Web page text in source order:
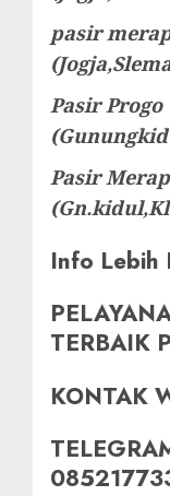
pasir
Pasir
Pasir
Info Lebih
TERBAIK
KONTAK